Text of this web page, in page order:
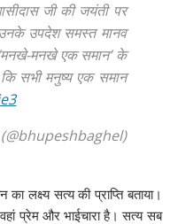
जी की जयंती पर
उपदेश समस्त मानव
मनखे एक समान’ के
सभी मनुष्य एक समान
लक्ष्य सत्य की प्राप्ति बताया।
प्रेम और भाईचारा है। सत्य सब